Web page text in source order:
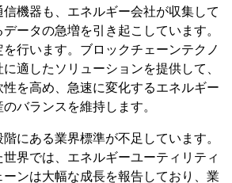
機器も、エネルギー会社が収集して
ータの急増を引き起こしています。
行います。ブロックチェーンテクノ
適したソリューションを提供して、
を高め、急速に変化するエネルギー
バランスを維持します。
にある業界標準が不足しています。
界では、エネルギーユーティリティ
ンは大幅な成長を報告しており、業